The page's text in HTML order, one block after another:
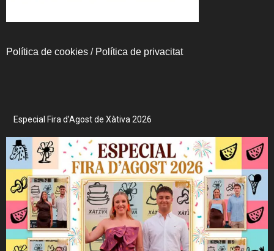
Política de cookies / Política de privacitat
Especial Fira d’Agost de Xàtiva 2026